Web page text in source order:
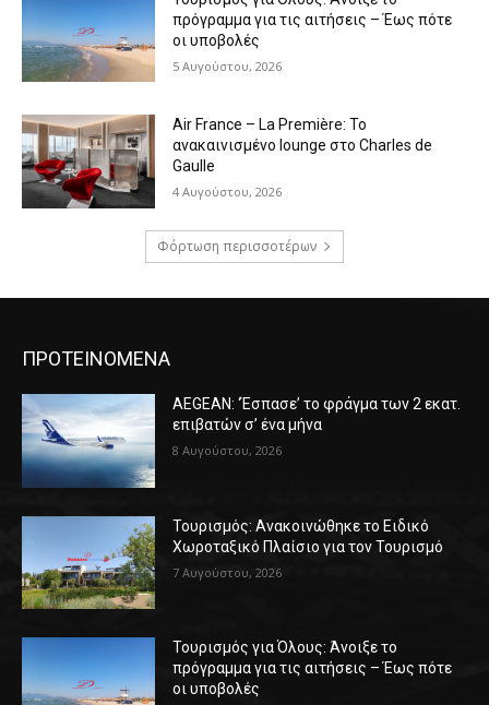
πρόγραμμα για τις αιτήσεις – Έως πότε
οι υποβολές
5 Αυγούστου, 2026
Air France – La Première: Το
ανακαινισμένο lounge στο Charles de
Gaulle
4 Αυγούστου, 2026
Φόρτωση περισσοτέρων
ΠΡΟΤΕΙΝΟΜΕΝΑ
AEGEAN: ‘Έσπασε’ το φράγμα των 2 εκατ.
επιβατών σ’ ένα μήνα
8 Αυγούστου, 2026
Τουρισμός: Ανακοινώθηκε το Ειδικό
Χωροταξικό Πλαίσιο για τον Τουρισμό
7 Αυγούστου, 2026
Τουρισμός για Όλους: Άνοιξε το
πρόγραμμα για τις αιτήσεις – Έως πότε
οι υποβολές